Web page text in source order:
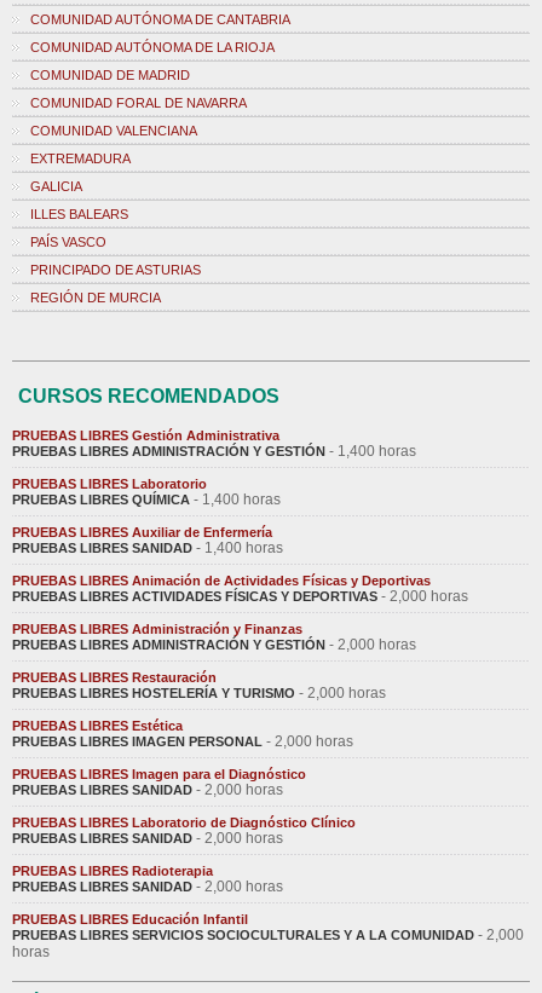
COMUNIDAD AUTÓNOMA DE CANTABRIA
COMUNIDAD AUTÓNOMA DE LA RIOJA
COMUNIDAD DE MADRID
COMUNIDAD FORAL DE NAVARRA
COMUNIDAD VALENCIANA
EXTREMADURA
GALICIA
ILLES BALEARS
PAÍS VASCO
PRINCIPADO DE ASTURIAS
REGIÓN DE MURCIA
CURSOS RECOMENDADOS
PRUEBAS LIBRES Gestión Administrativa
PRUEBAS LIBRES ADMINISTRACIÓN Y GESTIÓN - 1,400 horas
PRUEBAS LIBRES Laboratorio
PRUEBAS LIBRES QUÍMICA - 1,400 horas
PRUEBAS LIBRES Auxiliar de Enfermería
PRUEBAS LIBRES SANIDAD - 1,400 horas
PRUEBAS LIBRES Animación de Actividades Físicas y Deportivas
PRUEBAS LIBRES ACTIVIDADES FÍSICAS Y DEPORTIVAS - 2,000 horas
PRUEBAS LIBRES Administración y Finanzas
PRUEBAS LIBRES ADMINISTRACIÓN Y GESTIÓN - 2,000 horas
PRUEBAS LIBRES Restauración
PRUEBAS LIBRES HOSTELERÍA Y TURISMO - 2,000 horas
PRUEBAS LIBRES Estética
PRUEBAS LIBRES IMAGEN PERSONAL - 2,000 horas
PRUEBAS LIBRES Imagen para el Diagnóstico
PRUEBAS LIBRES SANIDAD - 2,000 horas
PRUEBAS LIBRES Laboratorio de Diagnóstico Clínico
PRUEBAS LIBRES SANIDAD - 2,000 horas
PRUEBAS LIBRES Radioterapia
PRUEBAS LIBRES SANIDAD - 2,000 horas
PRUEBAS LIBRES Educación Infantil
PRUEBAS LIBRES SERVICIOS SOCIOCULTURALES Y A LA COMUNIDAD - 2,000
horas